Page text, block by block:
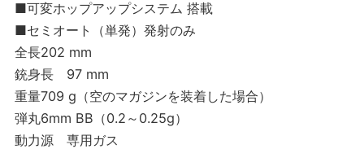
■可変ホップアップシステム 搭載
■セミオート（単発）発射のみ
全長202 mm
銃身長 97 mm
重量709 g（空のマガジンを装着した場合）
弾丸6mm BB（0.2～0.25g）
動力源 専用ガス